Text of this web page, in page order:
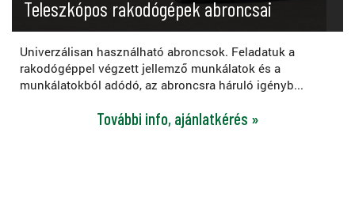
Teleszkópos rakodógépek abroncsai
Univerzálisan használható abroncsok. Feladatuk a
rakodógéppel végzett jellemző munkálatok és a
munkálatokból adódó, az abroncsra háruló igényb...
További info, ajánlatkérés »